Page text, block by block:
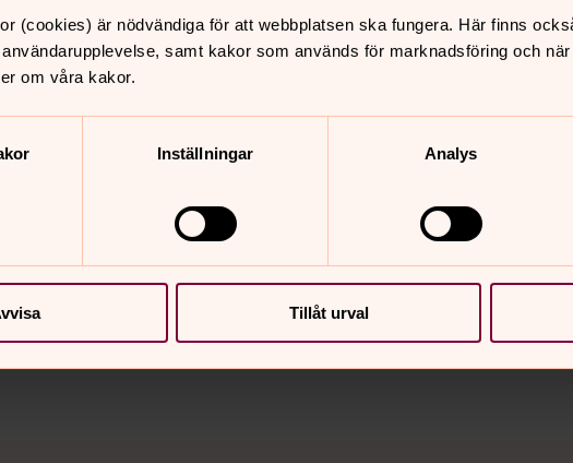
(cookies) är nödvändiga för att webbplatsen ska fungera. Här finns
samt kakor som används för marknadsföring och
om våra kakor.
Inställningar Analys
Tillåt urval
innehåll?